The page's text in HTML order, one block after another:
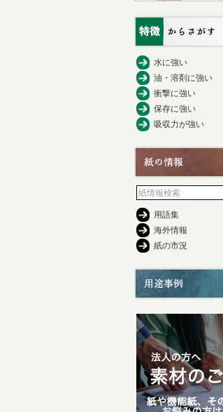
水に強い
油・溶剤に強い
衝撃に強い
保存に強い
吸収力が強い
用語集
海外情報
紙の市況